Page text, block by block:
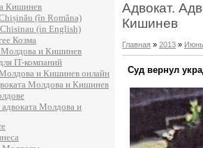
Кишинев
(în Româna)
(in English)
Козма
Молдова и Кишинев
IT-компаний
Молдова и Кишинев онлайн
Молдова и Кишинев
Молдова и
Адвокат.
Кишинев
Главная » 2013 » Июнь
Суд вернул